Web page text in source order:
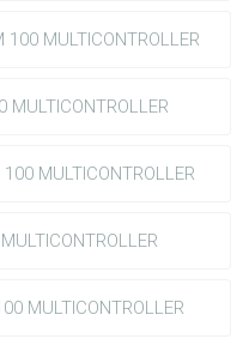
100 MULTICONTROLLER
MULTICONTROLLER
MULTICONTROLLER
MULTICONTROLLER